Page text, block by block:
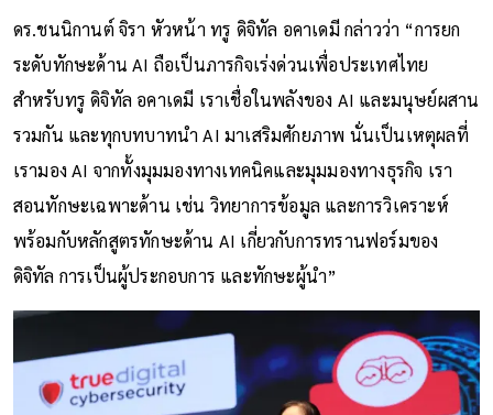
ดร.ชนนิกานต์ จิรา หัวหน้า ทรู ดิจิทัล อคาเดมี กล่าวว่า “การยก
ระดับทักษะด้าน AI ถือเป็นภารกิจเร่งด่วนเพื่อประเทศไทย
สำหรับทรู ดิจิทัล อคาเดมี เราเชื่อในพลังของ AI และมนุษย์ผสาน
รวมกัน และทุกบทบาทนำ AI มาเสริมศักยภาพ นั่นเป็นเหตุผลที่
เรามอง AI จากทั้งมุมมองทางเทคนิคและมุมมองทางธุรกิจ เรา
สอนทักษะเฉพาะด้าน เช่น วิทยาการข้อมูล และการวิเคราะห์
พร้อมกับหลักสูตรทักษะด้าน AI เกี่ยวกับการทรานฟอร์มของ
ดิจิทัล การเป็นผู้ประกอบการ และทักษะผู้นำ”